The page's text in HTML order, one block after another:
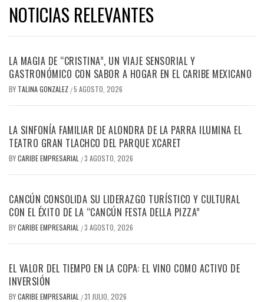
NOTICIAS RELEVANTES
LA MAGIA DE “CRISTINA”, UN VIAJE SENSORIAL Y
GASTRONÓMICO CON SABOR A HOGAR EN EL CARIBE MEXICANO
BY TALINA GONZALEZ /5 AGOSTO, 2026
LA SINFONÍA FAMILIAR DE ALONDRA DE LA PARRA ILUMINA EL
TEATRO GRAN TLACHCO DEL PARQUE XCARET
BYCARIBE EMPRESARIAL /3 AGOSTO, 2026
CANCÚN CONSOLIDA SU LIDERAZGO TURÍSTICO Y CULTURAL
CON EL ÉXITO DE LA “CANCÚN FESTA DELLA PIZZA”
BYCARIBE EMPRESARIAL /3 AGOSTO, 2026
EL VALOR DEL TIEMPO EN LA COPA: EL VINO COMO ACTIVO DE
INVERSIÓN
BYCARIBE EMPRESARIAL /31 JULIO, 2026